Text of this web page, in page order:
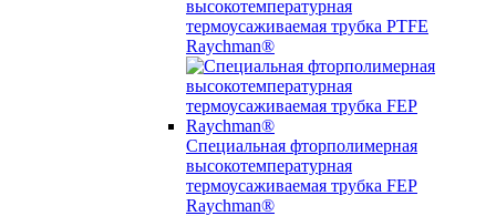
высокотемпературная
термоусаживаемая трубка PTFE
Raychman®
Специальная фторполимерная
высокотемпературная
термоусаживаемая трубка FEP
Raychman®